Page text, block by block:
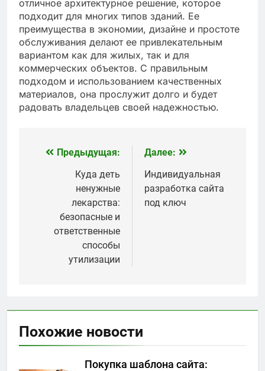
отличное архитектурное решение, которое
подходит для многих типов зданий. Ее
преимущества в экономии, дизайне и простоте
обслуживания делают ее привлекательным
вариантом как для жилых, так и для
коммерческих объектов. С правильным
подходом и использованием качественных
материалов, она прослужит долго и будет
радовать владельцев своей надежностью.
Навигация
записям
Предыдущая:
Куда деть
ненужные
лекарства:
безопасные и
ответственные
способы
утилизации
Далее:
Индивидуальная
разработка сайта
под ключ
Похожие новости
Покупка шаблона сайта: